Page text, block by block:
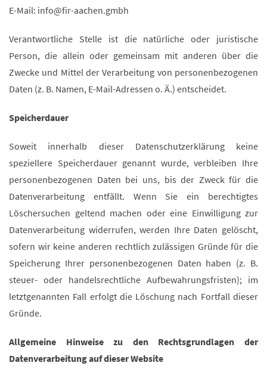
E-Mail: info@fir-aachen.gmbh
Verantwortliche Stelle ist die natürliche oder juristische
Person, die allein oder gemeinsam mit anderen über die
Zwecke und Mittel der Verarbeitung von personenbezogenen
Daten (z. B. Namen, E-Mail-Adressen o. Ä.) entscheidet.
Speicherdauer
Soweit innerhalb dieser Datenschutzerklärung keine
speziellere Speicherdauer genannt wurde, verbleiben Ihre
personenbezogenen Daten bei uns, bis der Zweck für die
Datenverarbeitung entfällt. Wenn Sie ein berechtigtes
Löschersuchen geltend machen oder eine Einwilligung zur
Datenverarbeitung widerrufen, werden Ihre Daten gelöscht,
sofern wir keine anderen rechtlich zulässigen Gründe für die
Speicherung Ihrer personenbezogenen Daten haben (z. B.
steuer- oder handelsrechtliche Aufbewahrungsfristen); im
letztgenannten Fall erfolgt die Löschung nach Fortfall dieser
Gründe.
Allgemeine Hinweise zu den Rechtsgrundlagen der
Datenverarbeitung auf dieser Website